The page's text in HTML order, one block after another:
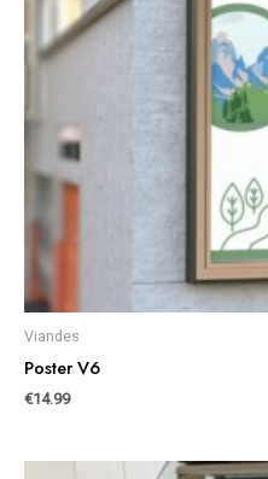
Viandes
Poster V6
€14.99